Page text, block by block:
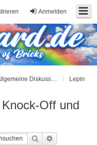
Anmelden
Allgemeine Diskussionen zu Herstellern Lepin
Off und
Suche